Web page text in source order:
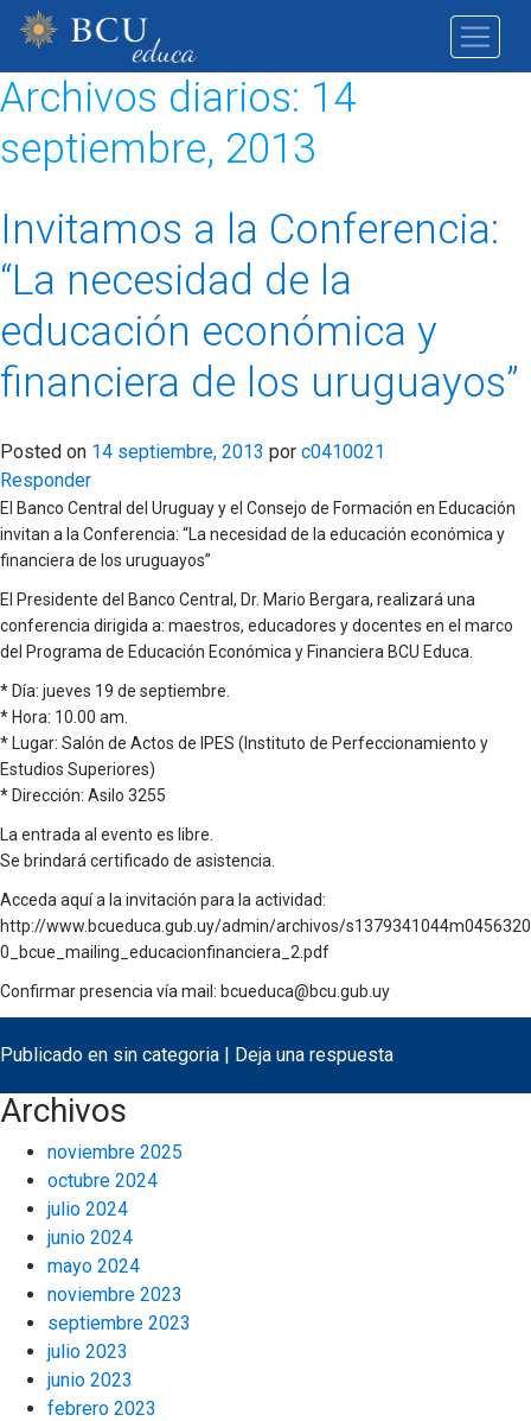
Archivos diarios: 14
septiembre, 2013
Invitamos a la Conferencia:
“La necesidad de la
educación económica y
financiera de los uruguayos”
Posted on 14 septiembre, 2013 por c0410021
Responder
El Banco Central del Uruguay y el Consejo de Formación en Educación
invitan a la Conferencia: “La necesidad de la educación económica y
financiera de los uruguayos”
El Presidente del Banco Central, Dr. Mario Bergara, realizará una
conferencia dirigida a: maestros, educadores y docentes en el marco
del Programa de Educación Económica y Financiera BCU Educa.
* Día: jueves 19 de septiembre.
* Hora: 10.00 am.
* Lugar: Salón de Actos de IPES (Instituto de Perfeccionamiento y
Estudios Superiores)
* Dirección: Asilo 3255
La entrada al evento es libre.
Se brindará certificado de asistencia.
Acceda aquí a la invitación para la actividad:
http://www.bcueduca.gub.uy/admin/archivos/s1379341044m0456320
0_bcue_mailing_educacionfinanciera_2.pdf
Confirmar presencia vía mail: bcueduca@bcu.gub.uy
Publicado en sin categoria | Deja una respuesta
Archivos
noviembre 2025
octubre 2024
julio 2024
junio 2024
mayo 2024
noviembre 2023
septiembre 2023
julio 2023
junio 2023
febrero 2023